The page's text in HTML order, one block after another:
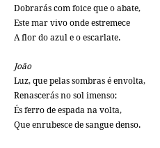
Dobrarás com foice que o abate,
Este mar vivo onde estremece
A flor do azul e o escarlate.
João
Luz, que pelas sombras é envolta,
Renascerás no sol imenso;
És ferro de espada na volta,
Que enrubesce de sangue denso.